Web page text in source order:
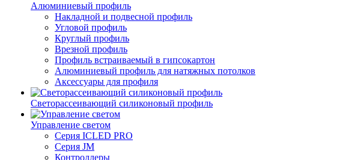
Алюминиевый профиль
Накладной и подвесной профиль
Угловой профиль
Круглый профиль
Врезной профиль
Профиль встраиваемый в гипсокартон
Алюминиевый профиль для натяжных потолков
Аксессуары для профиля
Светорассеивающий силиконовый профиль
Управление светом
Серия ICLED PRO
Серия JM
Контроллеры